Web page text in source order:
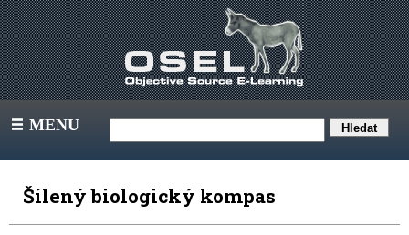
III MENU
Šílený biologický kompas